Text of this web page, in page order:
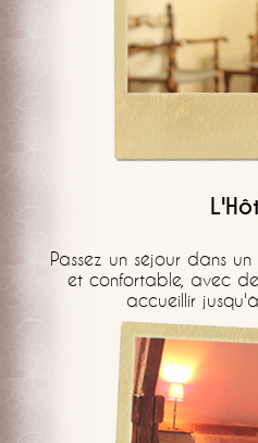
Passez un séjour dans
et confortable, avec
accueillir